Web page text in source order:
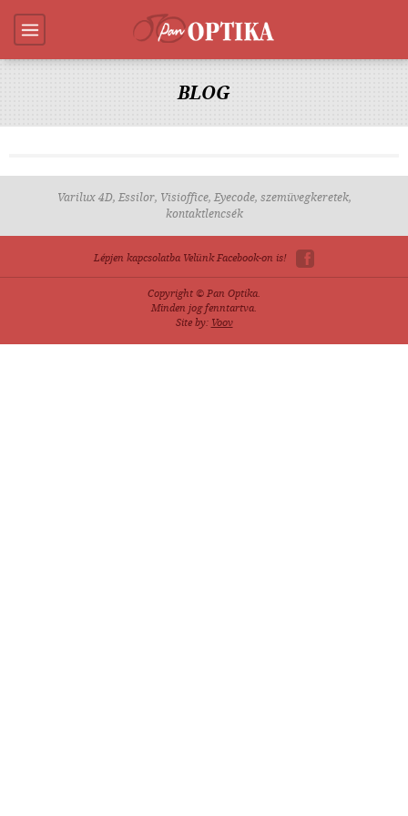
BLOG
Varilux 4D, Essilor, Visioffice, Eyecode, szemüvegkeretek,
kontaktlencsék
Lépjen kapcsolatba Velünk Facebook-on is!
Copyright © Pan Optika.
Minden jog fenntartva.
Site by: Voov